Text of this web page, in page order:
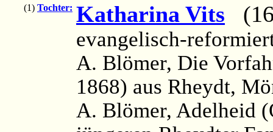
(1) Tochter: Katharina Vits
evangelisch-
A. Blömer, Die
1868) aus Rheydt,
A. Blömer, Adelheid